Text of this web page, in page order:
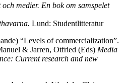
och medier. En bok om samspelet
Lund: Studentlitteratur
“Levels of commercialization”.
& Jarren, Otfried (Eds) Media
Current research and new